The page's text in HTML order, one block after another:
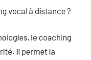
vocal à distance ?
le coaching
Il permet la